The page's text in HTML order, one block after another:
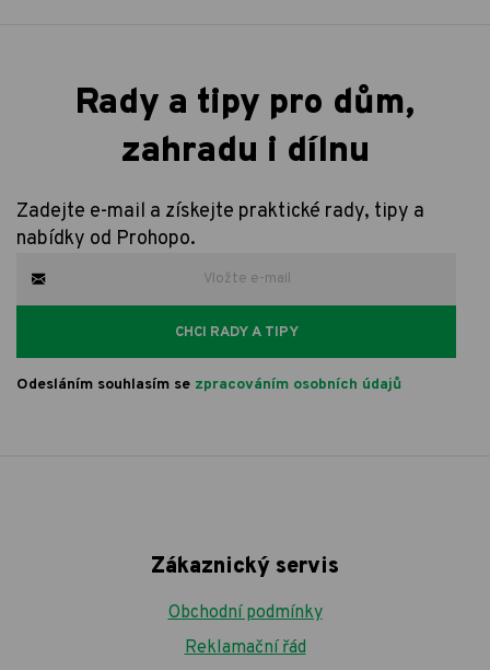
Rady a tipy pro dům,
zahradu i dílnu
Zadejte e-mail a získejte praktické rady, tipy a
nabídky od Prohopo.
CHCI RADY A TIPY
Odesláním souhlasím se zpracováním osobních údajů
Zákaznický servis
Obchodní podmínky
Reklamační řád